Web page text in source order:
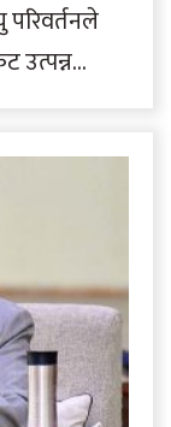
परिवर्तनले
उत्पन्न